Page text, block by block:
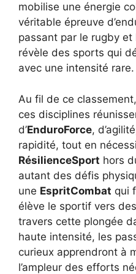
mobilise une énergie
véritable épreuve
passant par le rugby et
révèle des sports qui
avec une intensité rare.
Au fil de ce
ces disciplines
d’EnduroForce,
rapidité, tout en
RésilienceSport hors
autant des défis
une EspritCombat qui
élève le sportif vers
travers cette plongée
haute intensité, les
curieux apprendront à
l’ampleur des efforts